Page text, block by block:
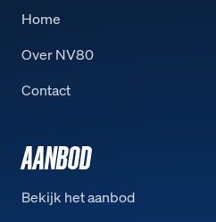
Home
Over NV80
Contact
AANBOD
Bekijk het aanbod